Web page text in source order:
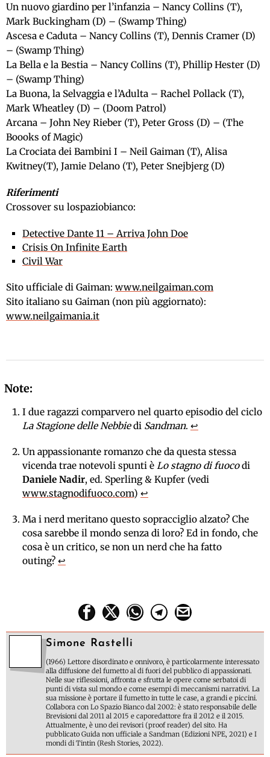
Un nuovo giardino per l’infanzia – Nancy Collins (T),
Mark Buckingham (D) – (Swamp Thing)
Ascesa e Caduta – Nancy Collins (T), Dennis Cramer (D)
– (Swamp Thing)
La Bella e la Bestia – Nancy Collins (T), Phillip Hester (D)
– (Swamp Thing)
La Buona, la Selvaggia e l’Adulta – Rachel Pollack (T),
Mark Wheatley (D) – (Doom Patrol)
Arcana – John Ney Rieber (T), Peter Gross (D) – (The
Boooks of Magic)
La Crociata dei Bambini I – Neil Gaiman (T), Alisa
Kwitney(T), Jamie Delano (T), Peter Snejbjerg (D)
Riferimenti
Crossover su lospaziobianco:
Detective Dante 11 – Arriva John Doe
Crisis On Infinite Earth
Civil War
Sito ufficiale di Gaiman: www.neilgaiman.com
Sito italiano su Gaiman (non più aggiornato):
www.neilgaimania.it
I due ragazzi comparvero nel quarto episodio del ciclo
La Stagione delle Nebbiedi Sandman. ↩
Un appassionante romanzo che da questa stessa
vicenda trae notevoli spunti è Lo stagno di fuocodi
Daniele Nadir, ed. Sperling & Kupfer (vedi
www.stagnodifuoco.com) ↩
Ma i nerd meritano questo sopracciglio alzato? Che
cosa sarebbe il mondo senza di loro? Ed in fondo, che
cosa è un critico, se non un nerd che ha fatto
outing? ↩
Simone Rastelli
(1966) Lettore disordinato e onnivoro, è particolarmente interessato
alla diffusione del fumetto al di fuori del pubblico di appassionati.
Nelle sue riflessioni, affronta e sfrutta le opere come serbatoi di
punti di vista sul mondo e come esempi di meccanismi narrativi. La
sua missione è portare il fumetto in tutte le case, a grandi e piccini.
Collabora con Lo Spazio Bianco dal 2002: è stato responsabile delle
Brevisioni dal 2011 al 2015 e caporedattore fra il 2012 e il 2015.
Attualmente, è uno dei revisori (proof reader) del sito. Ha
pubblicato Guida non ufficiale a Sandman (Edizioni NPE, 2021) e I
mondi di Tintin (Resh Stories, 2022).